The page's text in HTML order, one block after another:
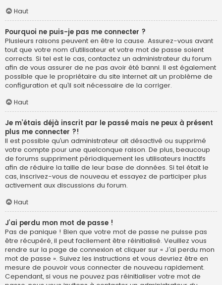
Haut
Pourquoi ne puis-je pas me connecter ?
Plusieurs raisons peuvent en être la cause. Assurez-vous avant
tout que votre nom d’utilisateur et votre mot de passe soient
corrects. Si tel est le cas, contactez un administrateur du forum
afin de vous assurer de ne pas avoir été banni. Il est également
possible que le propriétaire du site internet ait un problème de
configuration et qu’il soit nécessaire de la corriger.
Haut
Je m’étais déjà inscrit par le passé mais ne peux à présent
plus me connecter ?!
Il est possible qu’un administrateur ait désactivé ou supprimé
votre compte pour une quelconque raison. De plus, beaucoup
de forums suppriment périodiquement les utilisateurs inactifs
afin de réduire la taille de leur base de données. Si tel était le
cas, inscrivez-vous de nouveau et essayez de participer plus
activement aux discussions du forum.
Haut
J’ai perdu mon mot de passe !
Pas de panique ! Bien que votre mot de passe ne puisse pas
être récupéré, il peut facilement être réinitialisé. Veuillez vous
rendre sur la page de connexion et cliquer sur « J’ai perdu mon
mot de passe ». Suivez les instructions et vous devriez être en
mesure de pouvoir vous connecter de nouveau rapidement.
Cependant, si vous ne pouvez pas réinitialiser votre mot de